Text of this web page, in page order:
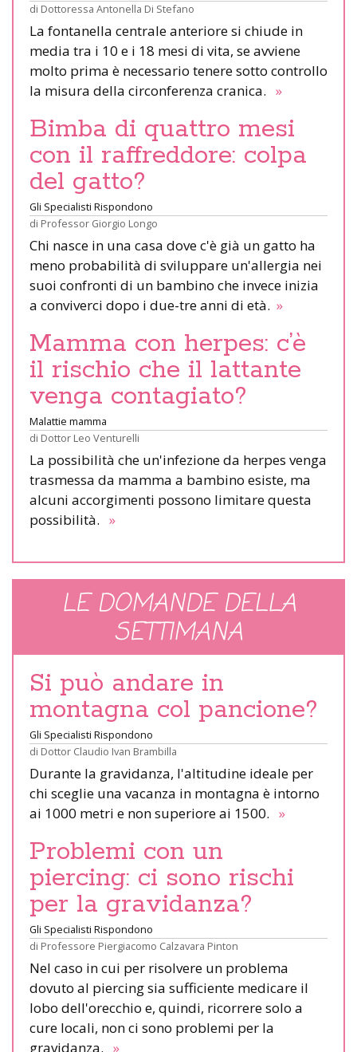
di Dottoressa Antonella Di Stefano
La fontanella centrale anteriore si chiude in
media tra i 10 e i 18 mesi di vita, se avviene
molto prima è necessario tenere sotto controllo
la misura della circonferenza cranica. »
Bimba di quattro mesi
con il raffreddore: colpa
del gatto?
Gli Specialisti Rispondono
di Professor Giorgio Longo
Chi nasce in una casa dove c'è già un gatto ha
meno probabilità di sviluppare un'allergia nei
suoi confronti di un bambino che invece inizia
a conviverci dopo i due-tre anni di età. »
Mamma con herpes: c’è
il rischio che il lattante
venga contagiato?
Malattie mamma
di Dottor Leo Venturelli
La possibilità che un'infezione da herpes venga
trasmessa da mamma a bambino esiste, ma
alcuni accorgimenti possono limitare questa
possibilità. »
LE DOMANDE DELLA
SETTIMANA
Si può andare in
montagna col pancione?
Gli Specialisti Rispondono
di Dottor Claudio Ivan Brambilla
Durante la gravidanza, l'altitudine ideale per
chi sceglie una vacanza in montagna è intorno
ai 1000 metri e non superiore ai 1500. »
Problemi con un
piercing: ci sono rischi
per la gravidanza?
Gli Specialisti Rispondono
di Professore Piergiacomo Calzavara Pinton
Nel caso in cui per risolvere un problema
dovuto al piercing sia sufficiente medicare il
lobo dell'orecchio e, quindi, ricorrere solo a
cure locali, non ci sono problemi per la
gravidanza. »